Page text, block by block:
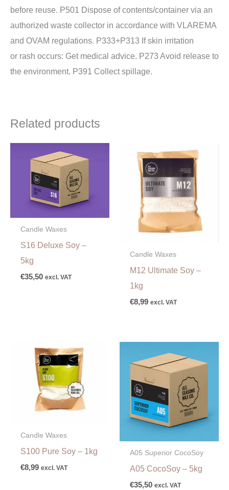
before reuse. P501 Dispose of contents/container via an
authorized waste collector in accordance with VLAREMA
and OVAM regulations. P333+P313 If skin irritation
or rash occurs: Get medical advice. P273 Avoid release to
the environment. P391 Collect spillage.
Related products
Candle Waxes
S16 Deluxe Soy –
5kg
€35,50 excl. VAT
Candle Waxes
M12 Ultimate Soy –
1kg
€8,99 excl. VAT
Candle Waxes
S100 Pure Soy – 1kg
€8,99 excl. VAT
A05 Superior CocoSoy
A05 CocoSoy – 5kg
€35,50 excl. VAT